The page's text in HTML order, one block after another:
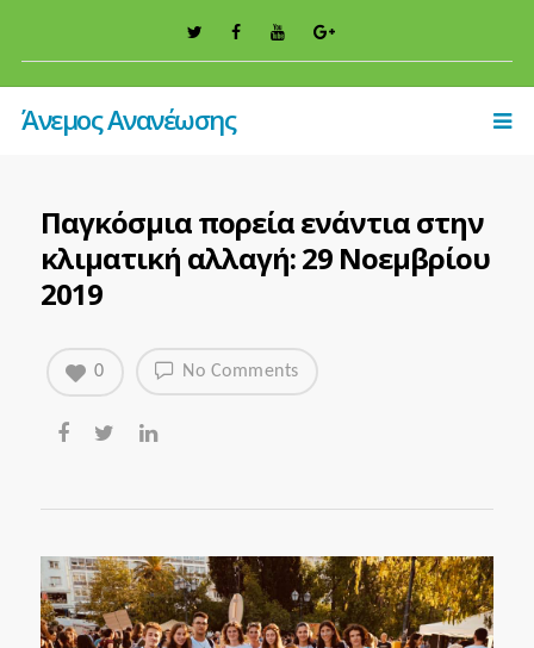
Άνεμος Ανανέωσης
Παγκόσμια πορεία ενάντια στην
κλιματική αλλαγή: 29 Νοεμβρίου
2019
No Comments
0